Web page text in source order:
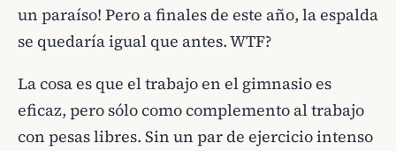
un paraíso! Pero a finales de este año, la espalda
se quedaría igual que antes. WTF?
La cosa es que el trabajo en el gimnasio es
eficaz, pero sólo como complemento al trabajo
con pesas libres. Sin un par de ejercicio intenso